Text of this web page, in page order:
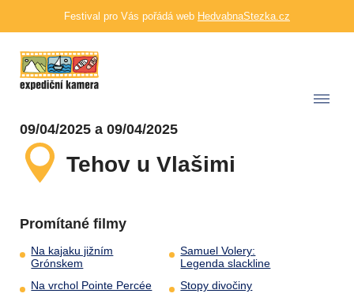
Festival pro Vás pořádá web HedvabnaStezka.cz
09/04/2025 a 09/04/2025
Tehov u Vlašimi
Promítané filmy
Na kajaku jižním
Grónskem
Na vrchol Pointe Percée
Samuel Volery:
Legenda slackline
Stopy divočiny